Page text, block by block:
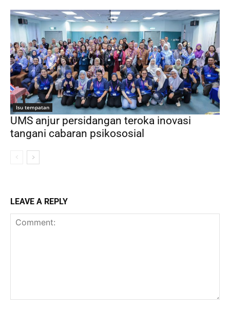
Isu tempatan
UMS anjur persidangan teroka inovasi
tangani cabaran psikososial
LEAVE A REPLY